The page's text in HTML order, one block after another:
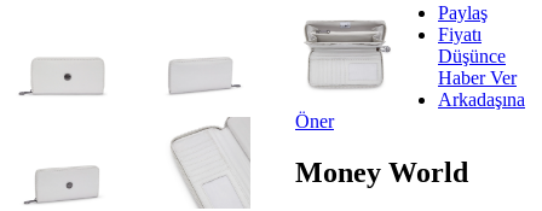
Paylaş
Fiyatı
Düşünce
Haber Ver
Arkadaşına
Öner
Money World